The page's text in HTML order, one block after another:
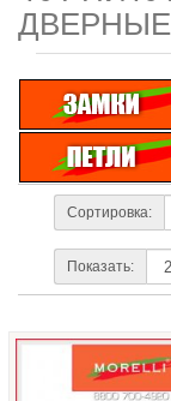
ДВЕРНЫЕ
Сортировка:
Показать: